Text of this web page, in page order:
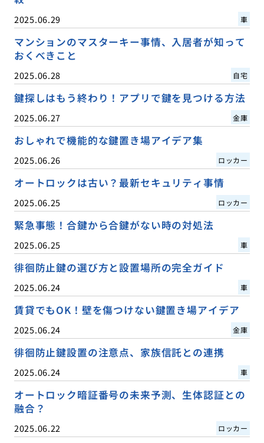
2025.06.29 車
マンションのマスターキー事情、入居者が知って
おくべきこと
2025.06.28 自宅
鍵探しはもう終わり！アプリで鍵を見つける方法
2025.06.27 金庫
おしゃれで機能的な鍵置き場アイデア集
2025.06.26 ロッカー
オートロックは古い？最新セキュリティ事情
2025.06.25 ロッカー
緊急事態！合鍵から合鍵がない時の対処法
2025.06.25 車
徘徊防止鍵の選び方と設置場所の完全ガイド
2025.06.24 車
賃貸でもOK！壁を傷つけない鍵置き場アイデア
2025.06.24 金庫
徘徊防止鍵設置の注意点、家族信託との連携
2025.06.24 車
オートロック暗証番号の未来予測、生体認証との
融合？
2025.06.22 ロッカー